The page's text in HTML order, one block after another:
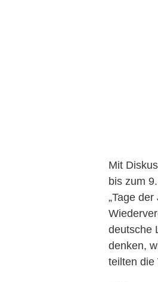
Mit
bis zum
„Tage
deutsche
denken,
teilten die